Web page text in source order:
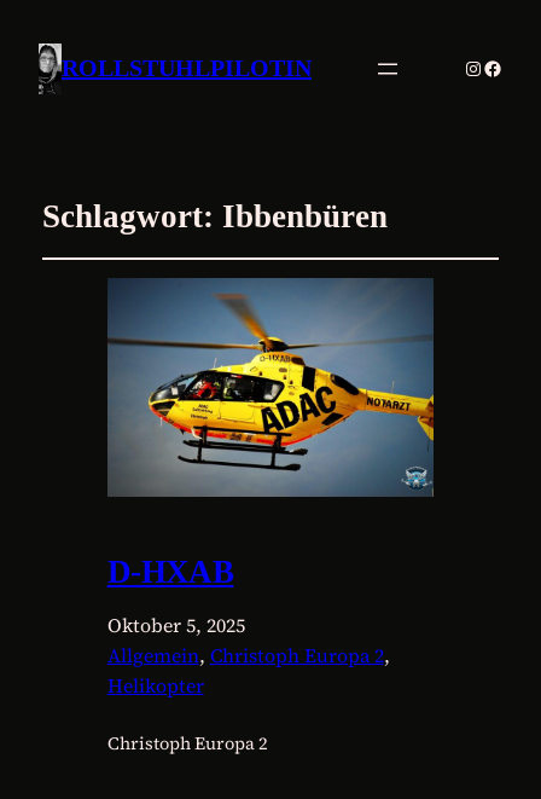
ROLLSTUHLPILOTIN
Schlagwort: Ibbenbüren
D-HXAB
Oktober 5, 2025
Allgemein, Christoph Europa 2
Helikopter
Christoph Europa 2